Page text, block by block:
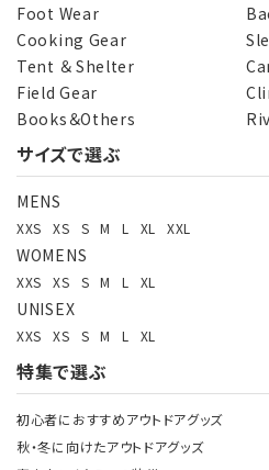
Foot Wear
Cooking Gear
Tent ＆ Shelter
Field Gear
Books＆Others
サイズで選ぶ
MENS
XXS XS S M L XL XXL
WOMENS
XXS XS S M L XL
UNISEX
XXS XS S M L XL
特集で選ぶ
初心者におすすめアウトドアグッズ
秋・冬に向けたアウトドアグッズ